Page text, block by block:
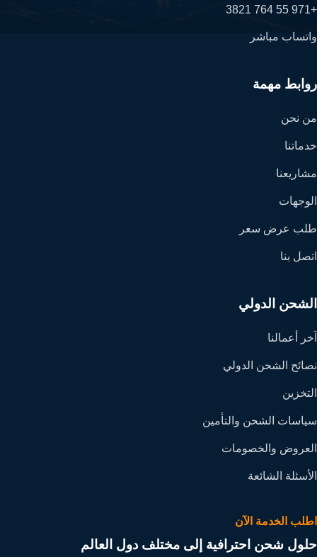
+971 55 764 3821
واتساب مباشر
روابط مهمة
من نحن
خدماتنا
مشاريعنا
الوجهات
طلب عرض سعر
اتصل بنا
الشحن الدولي
آخر أعمالنا
نصائح الشحن الدولي
التخزين
سياسات الشحن والتأمين
العروض والخصومات
الأسئلة الشائعة
اطلب الخدمة الآن
حلول شحن احترافية إلى مختلف دول العالم